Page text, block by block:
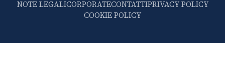
NOTE LEGALICORPORATECONTATTIPRIVACY POLICY
COOKIE POLICY